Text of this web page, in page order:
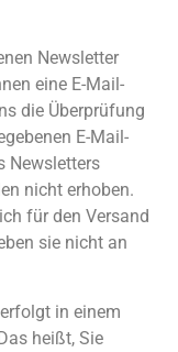
Newsletter
eine E-Mail-
die Überprüfung
E-Mail-
Newsletters
nicht erhoben.
für den Versand
sie nicht an
in einem
heißt, Sie